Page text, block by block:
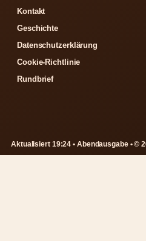
Kontakt
Geschichte
Datenschutzerklärung
Cookie-Richtlinie
Rundbrief
Aktualisiert 19:24 • Abendausgabe • ©